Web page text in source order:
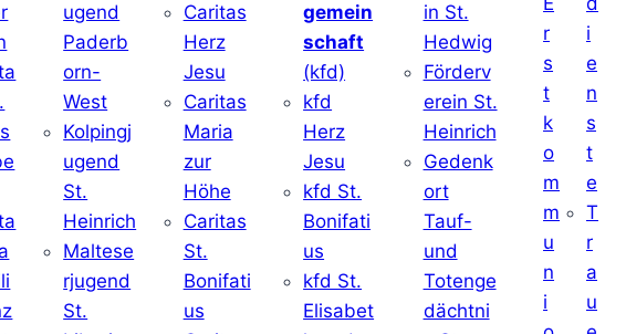
ugend
Paderb
orn-
West
Kolpingj
ugend
St.
Heinrich
Maltese
rjugend
St.
Caritas
Herz
Jesu
Caritas
Maria
zur
Höhe
Caritas
St.
Bonifati
us
gemein
schaft
(kfd)
kfd
Herz
Jesu
kfd St.
Bonifati
us
kfd St.
Elisabet
in St.
Hedwig
Förderv
erein St.
Heinrich
Gedenk
ort
Tauf-
und
Totenge
dächtni
r
s
t
k
o
m
m
u
n
i
i
e
n
s
t
e
T
r
a
u